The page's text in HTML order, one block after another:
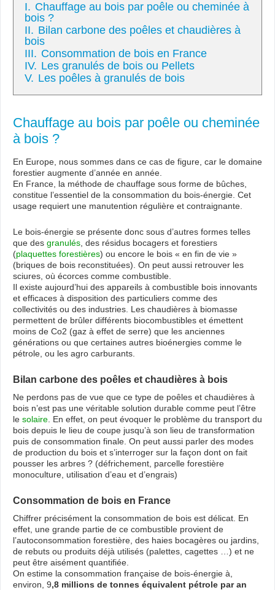
I. Chauffage au bois par poêle ou cheminée à
bois ?
II. Bilan carbone des poêles et chaudières à
bois
III. Consommation de bois en France
IV. Les granulés de bois ou Pellets
V. Les poêles à granulés de bois
Chauffage au bois par poêle ou cheminée
à bois ?
En Europe, nous sommes dans ce cas de figure, car le domaine
forestier augmente d’année en année.
En France, la méthode de chauffage sous forme de bûches,
constitue l’essentiel de la consommation du bois-énergie. Cet
usage requiert une manutention régulière et contraignante.
Le bois-énergie se présente donc sous d’autres formes telles
que des granulés , des résidus bocagers et forestiers
(plaquettes forestières) ou encore le bois « en fin de vie »
(briques de bois reconstituées). On peut aussi retrouver les
sciures, où écorces comme combustible.
Il existe aujourd’hui des appareils à combustible bois innovants
et efficaces à disposition des particuliers comme des
collectivités ou des industries. Les chaudières à biomasse
permettent de brûler différents biocombustibles et émettent
moins de Co2 (gaz à effet de serre) que les anciennes
générations ou que certaines autres bioénergies comme le
pétrole, ou les agro carburants.
Bilan carbone des poêles et chaudières à bois
Ne perdons pas de vue que ce type de poêles et chaudières à
bois n’est pas une véritable solution durable comme peut l’être
le solaire . En effet, on peut évoquer le problème du transport du
bois depuis le lieu de coupe jusqu’à son lieu de transformation
puis de consommation finale. On peut aussi parler des modes
de production du bois et s’interroger sur la façon dont on fait
pousser les arbres ? (défrichement, parcelle forestière
monoculture, utilisation d’eau et d’engrais)
Consommation de bois en France
Chiffrer précisément la consommation de bois est délicat. En
effet, une grande partie de ce combustible provient de
l’autoconsommation forestière, des haies bocagères ou jardins,
de rebuts ou produits déjà utilisés (palettes, cagettes …) et ne
peut être aisément quantifiée.
On estime la consommation française de bois-énergie à,
environ, 9,8 millions de tonnes équivalent pétrole par an